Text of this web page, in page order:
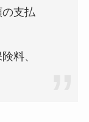
支払
料、